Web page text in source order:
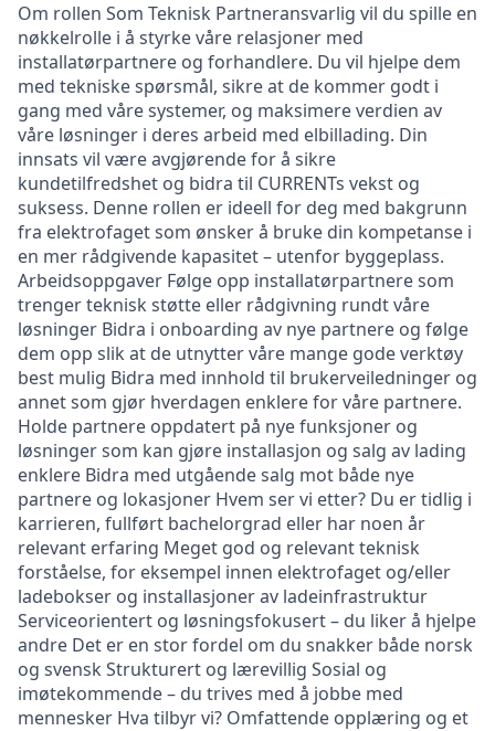
Om rollen Som Teknisk Partneransvarlig vil du spille en
nøkkelrolle i å styrke våre relasjoner med
installatørpartnere og forhandlere. Du vil hjelpe dem
med tekniske spørsmål, sikre at de kommer godt i
gang med våre systemer, og maksimere verdien av
våre løsninger i deres arbeid med elbillading. Din
innsats vil være avgjørende for å sikre
kundetilfredshet og bidra til CURRENTs vekst og
suksess. Denne rollen er ideell for deg med bakgrunn
fra elektrofaget som ønsker å bruke din kompetanse i
en mer rådgivende kapasitet – utenfor byggeplass.
Arbeidsoppgaver Følge opp installatørpartnere som
trenger teknisk støtte eller rådgivning rundt våre
løsninger Bidra i onboarding av nye partnere og følge
dem opp slik at de utnytter våre mange gode verktøy
best mulig Bidra med innhold til brukerveiledninger og
annet som gjør hverdagen enklere for våre partnere.
Holde partnere oppdatert på nye funksjoner og
løsninger som kan gjøre installasjon og salg av lading
enklere Bidra med utgående salg mot både nye
partnere og lokasjoner Hvem ser vi etter? Du er tidlig i
karrieren, fullført bachelorgrad eller har noen år
relevant erfaring Meget god og relevant teknisk
forståelse, for eksempel innen elektrofaget og/eller
ladebokser og installasjoner av ladeinfrastruktur
Serviceorientert og løsningsfokusert – du liker å hjelpe
andre Det er en stor fordel om du snakker både norsk
og svensk Strukturert og lærevillig Sosial og
imøtekommende – du trives med å jobbe med
mennesker Hva tilbyr vi? Omfattende opplæring og et